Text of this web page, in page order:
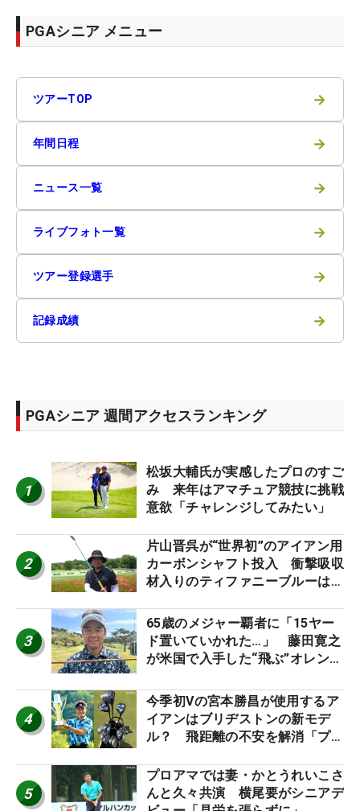
PGAシニア メニュー
ツアーTOP →
年間日程 →
ニュース一覧 →
ライブフォト一覧 →
ツアー登録選手 →
記録成績 →
PGAシニア 週間アクセスランキング
1
松坂大輔氏が実感したプロのすご
み 来年はアマチュア競技に挑戦
意欲「チャレンジしてみたい」
2
片山晋呉が“世界初”のアイアン用
カーボンシャフト投入 衝撃吸収
材入りのティファニーブルーは
3
65歳のメジャー覇者に「15ヤー
ド置いていかれた…」 藤田寛之
が米国で入手した“飛ぶ”オレンジ
4
今季初Vの宮本勝昌が使用するア
イアンはブリヂストンの新モデ
ル？ 飛距離の不安を解消「プラ
5
プロアマでは妻・かとうれいこさ
んと久々共演 横尾要がシニアデ